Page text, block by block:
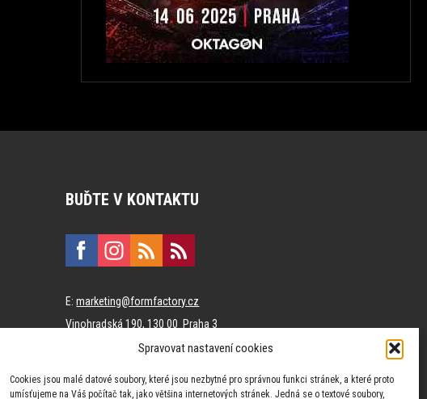
Spravovat nastavení cookies
Cookies jsou malé datové soubory, které jsou nezbytné pro správnou funkci stránek, a které proto
umísťujeme na Váš počítač tak, jako většina internetových stránek. Jedná se o textové soubory,
BUĎTE V KONTAKTU
E:marketing@formfactory.cz
Vinohradská 190, 130 00 Praha 3